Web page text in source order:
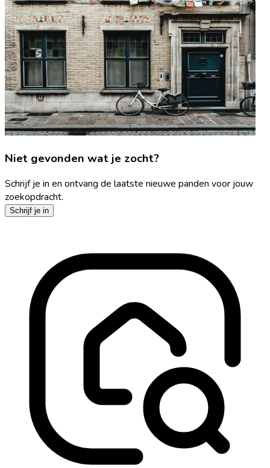
Niet gevonden wat je zocht?
Schrijf je in en ontvang de laatste nieuwe panden voor jouw
zoekopdracht.
Schrijf je in